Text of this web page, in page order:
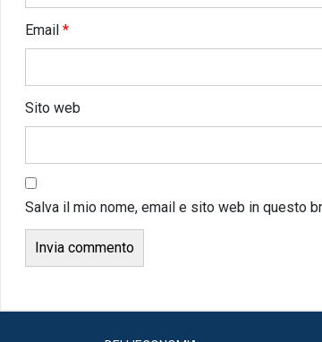
Email *
Sito web
Salva il mio nome, email e sito web in questo